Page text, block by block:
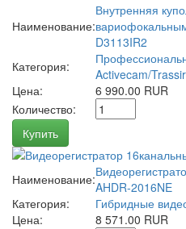
Наименование:
Внутренняя
D3113IR2
Категория:
Activecam/Trassir
Цена:
6 990.00 RUR
Количество:
Купить
Наименование:AHDR-2016NE
Категория:
Гибридные
Цена:
8 571.00 RUR